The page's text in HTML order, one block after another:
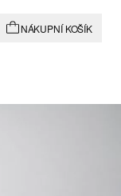
NÁKUPNÍ KOŠÍK